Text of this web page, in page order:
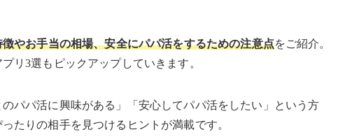
やお手当の相場、安全にパパ活をするための注意点をご紹介。
リ3選もピックアップしていきます。
パパ活に興味がある」「安心してパパ活をしたい」という方
たりの相手を見つけるヒントが満載です。